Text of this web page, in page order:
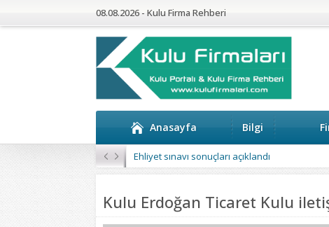
08.08.2026 - Kulu Firma Rehberi
Anasayfa Bilgi
Ehliyet sınavı sonuçları açıklandı
Kulu Erdoğan Ticaret Kulu